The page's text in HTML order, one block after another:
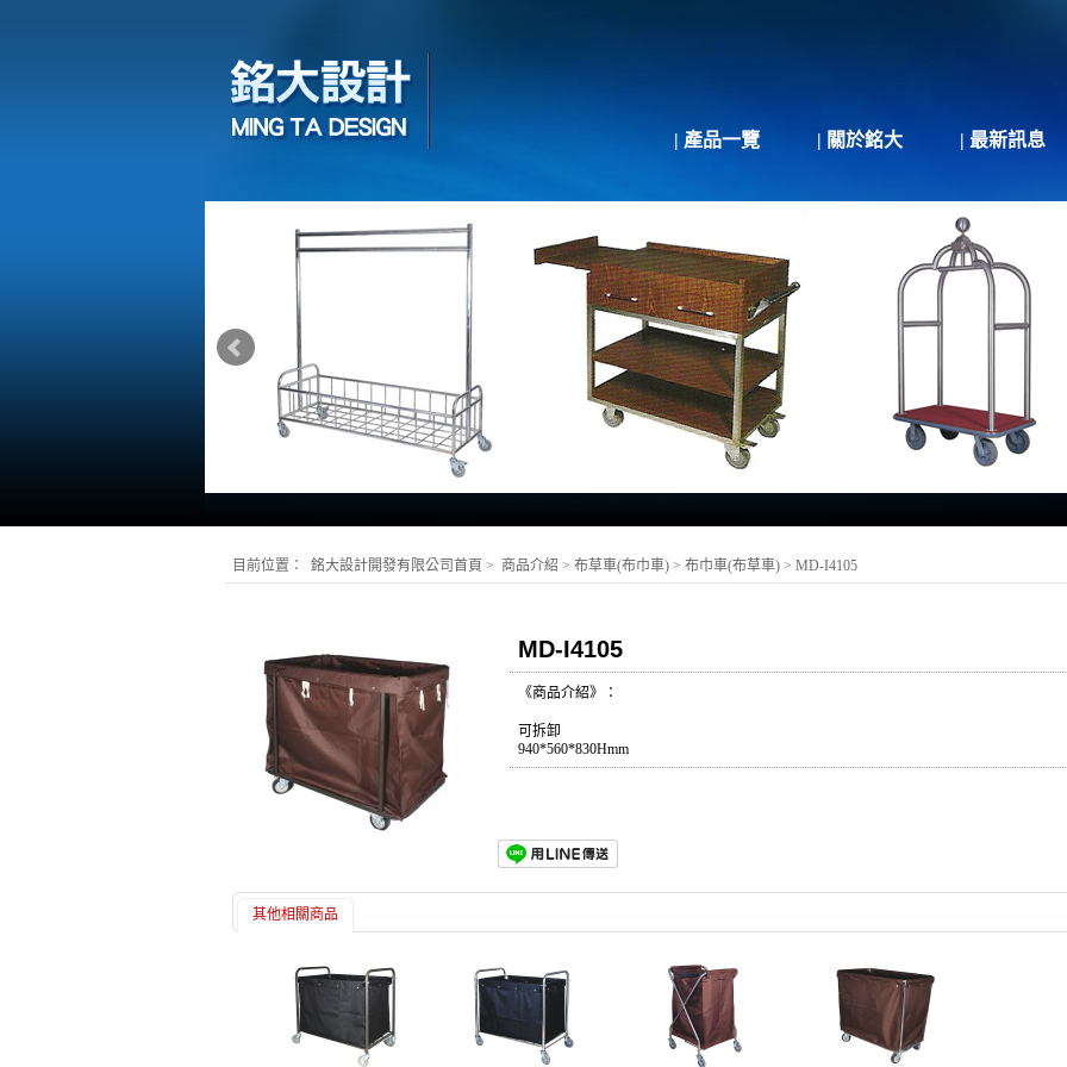
| 產品一覽 | 關於銘大 | 最新訊息
目前位置： 銘大設計開發有限公司首頁 > 商品介紹 > 布草車(布巾車) > 布巾車(布草車) > MD-I4105
MD-I4105
《商品介紹》：
可拆卸
940*560*830Hmm
其他相關商品